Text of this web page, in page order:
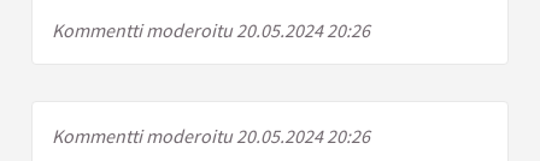
Kommentti moderoitu 20.05.2024 20:26
Kommentti moderoitu 20.05.2024 20:26